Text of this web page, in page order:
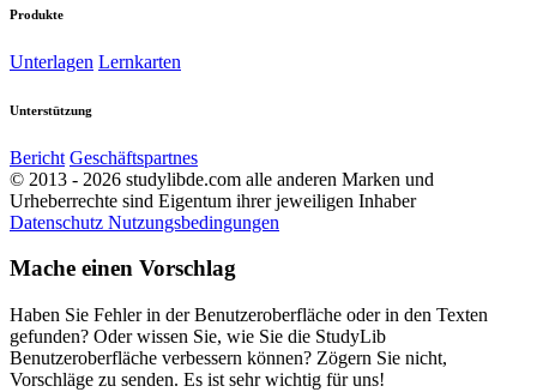
Produkte
Unterlagen Lernkarten
Unterstützung
Bericht Geschäftspartnes
© 2013 - 2026 studylibde.com alle anderen Marken und
Urheberrechte sind Eigentum ihrer jeweiligen Inhaber
Datenschutz Nutzungsbedingungen
Mache einen Vorschlag
Haben Sie Fehler in der Benutzeroberfläche oder in den Texten
gefunden? Oder wissen Sie, wie Sie die StudyLib
Benutzeroberfläche verbessern können? Zögern Sie nicht,
Vorschläge zu senden. Es ist sehr wichtig für uns!